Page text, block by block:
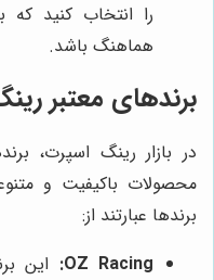
را انتخاب کنید
هماهنگ باشد.
برندهای معتبر
در بازار رینگ اسپرت،
محصولات باکیفیت و
برندها عبارتند از:
OZ Racing: این